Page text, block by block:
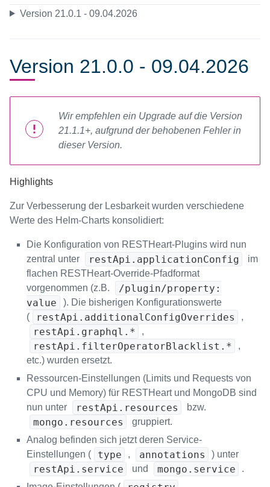
Version 21.0.1 - 09.04.2026
Version 21.0.0 - 09.04.2026
Wir empfehlen ein Upgrade auf die Version
21.1.1+, aufgrund der behobenen Fehler in
dieser Version.
Highlights
Zur Verbesserung der Lesbarkeit wurden verschiedene
Werte des Helm-Charts konsolidiert:
Die Konfiguration von RESTHeart-Plugins wird nun
zentral unter
restApi.applicationConfig
im
flachen RESTHeart-Override-Pfadformat
vorgenommen (z.B.
/plugin/property:
value
). Die bisherigen Konfigurationswerte
(
restApi.additionalConfigOverrides ,
restApi.graphql.* ,
restApi.filterOperatorBlacklist.*
,
etc.) wurden ersetzt.
Ressourcen-Einstellungen (Limits und Requests von
CPU und Memory) für RESTHeart und MongoDB sind
nun unter
restApi.resources bzw.
mongo.resources
gruppiert.
Analog befinden sich jetzt deren Service-
Einstellungen (
type , annotations ) unter
restApi.service und mongo.service
.